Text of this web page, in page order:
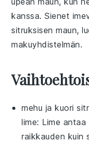
kanssa.Sienet
sitruksisen maun,
makuyhdistelmän.
mehu ja kuori
lime: Lime antaa
raikkauden kuin